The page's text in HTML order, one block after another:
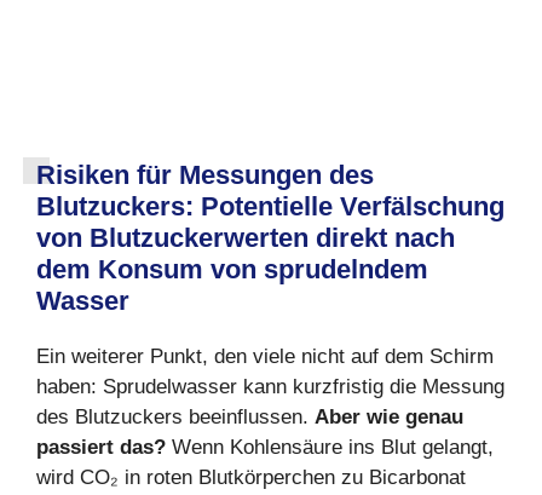
Risiken für Messungen des
Blutzuckers: Potentielle Verfälschung
von Blutzuckerwerten direkt nach
dem Konsum von sprudelndem
Wasser
Ein weiterer Punkt, den viele nicht auf dem Schirm
haben: Sprudelwasser kann kurzfristig die Messung
des Blutzuckers beeinflussen. Aber wie genau
passiert das? Wenn Kohlensäure ins Blut gelangt,
wird CO₂ in roten Blutkörperchen zu Bicarbonat